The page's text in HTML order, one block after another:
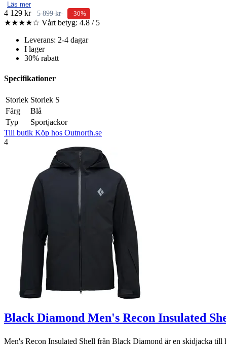
Läs mer
4 129 kr 5 899 kr -30%
★★★★☆ Vårt betyg: 4.8 / 5
Leverans: 2-4 dagar
I lager
30% rabatt
Specifikationer
Storlek Storlek S
Färg
Blå
Typ
Sportjackor
Till butik Köp hos Outnorth.se
4
Black Diamond Men's Recon Insulated
Men's Recon Insulated Shell från Black Diamond är en skidjacka till